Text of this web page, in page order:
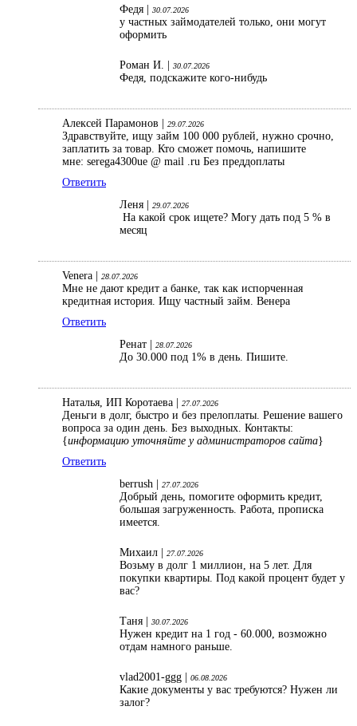
Федя |
30.07.2026
у частных займодателей только, они могут
оформить
Роман И. | 30.07.2026
Федя, подскажите кого-нибудь
Алексей Парамонов | 29.07.2026
Здравствуйте, ищу займ 100 000 рублей, нужно срочно,
заплатить за товар. Кто сможет помочь, напишите
мне: serega4300ue @ mail .ru Без преддоплаты
Ответить
Леня |
29.07.2026
На какой срок ищете? Могу дать под 5 % в
месяц
Venera | 28.07.2026
Мне не дают кредит а банке, так как испорченная
кредитная история. Ищу частный займ. Венера
Ответить
Ренат |
28.07.2026
До 30.000 под 1% в день. Пишите.
Наталья, ИП Коротаева | 27.07.2026
Деньги в долг, быстро и без прелоплаты. Решение вашего
вопроса за один день. Без выходных. Контакты:
{информацию уточняйте у администраторов сайта}
Ответить
berrush |
27.07.2026
Добрый день, помогите оформить кредит,
большая загруженность. Работа, прописка
имеется.
Михаил | 27.07.2026
Возьму в долг 1 миллион, на 5 лет. Для
покупки квартиры. Под какой процент будет у
вас?
Таня | 30.07.2026
Нужен кредит на 1 год - 60.000, возможно
отдам намного раньше.
vlad2001-ggg | 06.08.2026
Какие документы у вас требуются? Нужен ли
залог?